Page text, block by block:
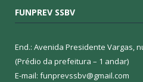
FUNPREV SSBV
End.: Avenida Presidente Vargas,
(Prédio da prefeitura – 1 andar)
E-mail: funprevssbv@gmail.com